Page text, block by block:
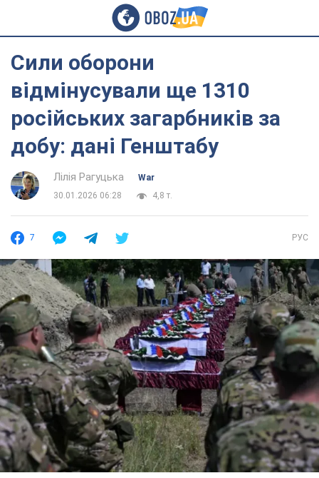
Сили оборони
відмінусували ще 1310
російських загарбників за
добу: дані Генштабу
Лілія Рагуцька
War
30.01.2026 06:28
4,8 т.
7 РУС